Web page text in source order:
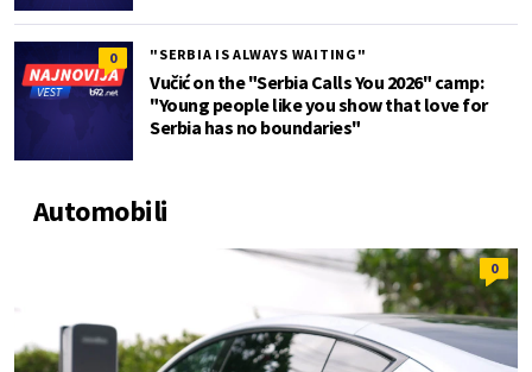
0 "SERBIA IS ALWAYS WAITING"
Vučić on the "Serbia Calls You 2026" camp:
"Young people like you show that love for
Serbia has no boundaries"
Automobili
0